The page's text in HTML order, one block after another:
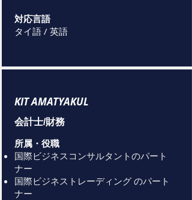
対応言語
タイ語 / 英語
KIT AMATYAKUL
会計士/財務
所属・役職
国際ビジネスコンサルタントのパート
ナー
国際ビジネストレーディングのパート
ナー